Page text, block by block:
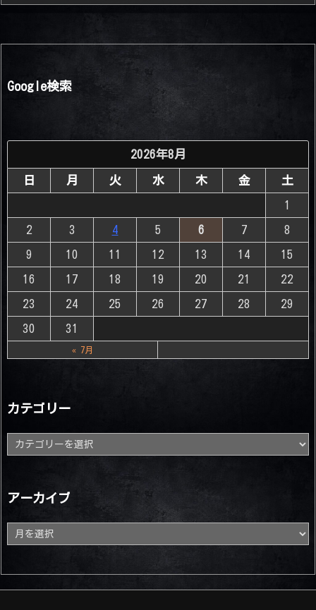
Google検索
2026年8月
日 月 火 水 木 金 土
1
2 3 4 5 6 7 8
9 10 11 12 13 14 15
16 17 18 19 20 21 22
23 24 25 26 27 28 29
30 31
« 7月
カテゴリー
テ
ゴ
アーカイブ
ー
カ